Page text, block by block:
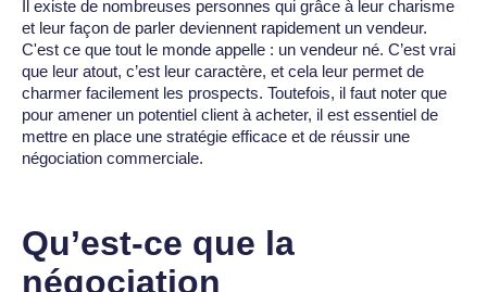
Il existe de nombreuses personnes qui grâce à leur charisme
et leur façon de parler deviennent rapidement un vendeur.
C'est ce que tout le monde appelle : un vendeur né. C’est vrai
que leur atout, c’est leur caractère, et cela leur permet de
charmer facilement les prospects. Toutefois, il faut noter que
pour amener un potentiel client à acheter, il est essentiel de
mettre en place une stratégie efficace et de réussir une
négociation commerciale.
Qu’est-ce que la
négociation